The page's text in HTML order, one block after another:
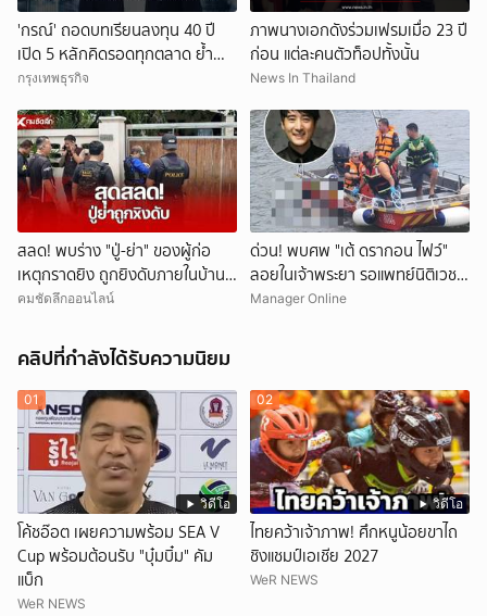
'กรณ์' ถอดบทเรียนลงทุน 40 ปี
เปิด 5 หลักคิดรอดทุกตลาด ย้ำ
อย่า FOMO-ห้าม All In วินัยคือ
กรุงเทพธุรกิจ
ภาพนางเอกดังร่วมเฟรมเมื่อ 23 ปี
ก่อน แต่ละคนตัวท็อปทั้งนั้น
News In Thailand
สลด! พบร่าง "ปู่-ย่า" ของผู้ก่อ
เหตุกราดยิง ถูกยิงดับภายในบ้าน
พัก
คมชัดลึกออนไลน์
ด่วน! พบศพ "เต้ ดรากอน ไฟว์"
ลอยในเจ้าพระยา รอแพทย์นิติเวช-
ตร.มาตรวจสอบ
Manager Online
คลิปที่กำลังได้รับความนิยม
วิดีโอ
01
โค้ชอ๊อต เผยความพร้อม SEA V
Cup พร้อมต้อนรับ "บุ๋มบิ๋ม" คัม
แบ็ก
WeR NEWS
วิดีโอ
02
ไทยคว้าเจ้าภาพ! ศึกหนูน้อยขาไถ
ชิงแชมป์เอเชีย 2027
WeR NEWS